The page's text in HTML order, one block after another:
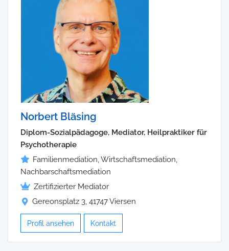
Norbert Bläsing
Diplom-Sozialpädagoge, Mediator, Heilpraktiker für
Psychotherapie
Familienmediation, Wirtschaftsmediation,
Nachbarschaftsmediation
Zertifizierter Mediator
Gereonsplatz 3, 41747 Viersen
Profil ansehen Kontakt